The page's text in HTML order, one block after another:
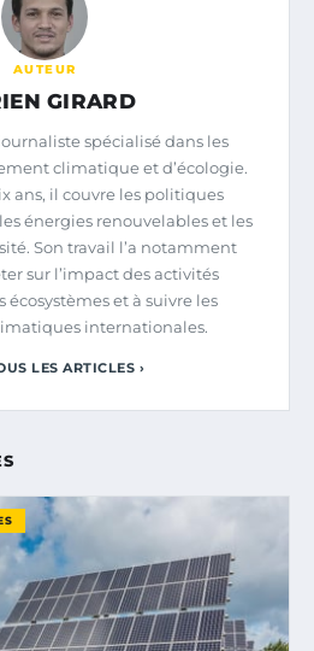
AUTEUR
GIRARD
spécialisé dans les
climatique et d’écologie.
ans, il couvre les politiques
énergies renouvelables et les
Son travail l’a notamment
sur l’impact des activités
écosystèmes et à suivre les
internationales.
LES ARTICLES ›